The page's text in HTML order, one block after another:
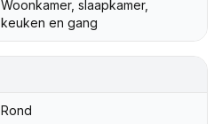
Woonkamer, slaapkamer,
keuken en gang
Rond